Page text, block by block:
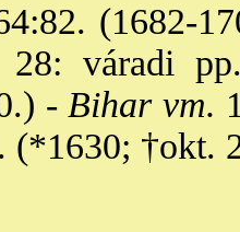
(1682-
váradi
- Bihar vm.
(*1630; †okt.